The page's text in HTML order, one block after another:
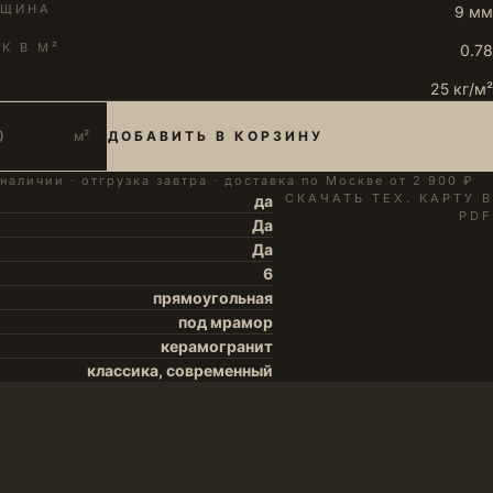
9 мм
В М² 0.78
25 кг/м²
м² ДОБАВИТЬ В КОРЗИНУ
· отгрузка завтра · доставка по Москве от 2 900 ₽
да
Да
Да
6
прямоугольная
под мрамор
керамогранит
классика, современный
СКАЧАТЬ ТЕХ. КАРТУ В
PDF